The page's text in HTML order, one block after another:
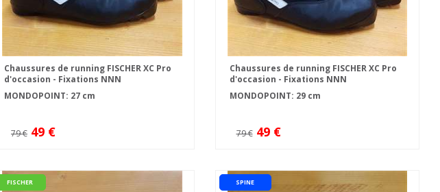
Chaussures de running FISCHER XC Pro
d'occasion - Fixations NNN
MONDOPOINT: 27 cm
79 € 49 €
Chaussures de running FISCHER XC Pro
d'occasion - Fixations NNN
MONDOPOINT: 29 cm
79 € 49 €
FISCHER SPINE